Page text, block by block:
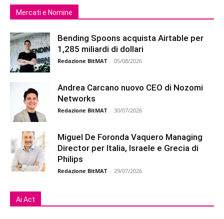
Mercati e Nomine
Bending Spoons acquista Airtable per
1,285 miliardi di dollari
Redazione BitMAT - 05/08/2026
Andrea Carcano nuovo CEO di Nozomi
Networks
Redazione BitMAT - 30/07/2026
Miguel De Foronda Vaquero Managing
Director per Italia, Israele e Grecia di
Philips
Redazione BitMAT - 29/07/2026
Ai Act